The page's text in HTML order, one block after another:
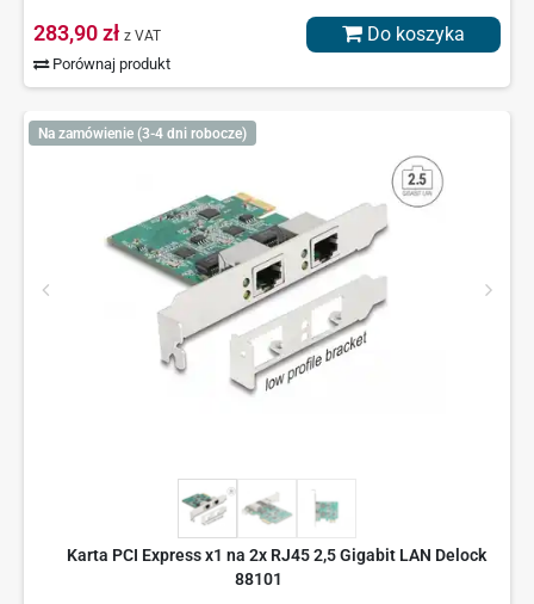
283,90 zł z VAT
Porównaj produkt
Do koszyka
Na zamówienie (3-4 dni robocze)
Karta PCI Express x1 na 2x RJ45 2,5 Gigabit LAN Delock
88101